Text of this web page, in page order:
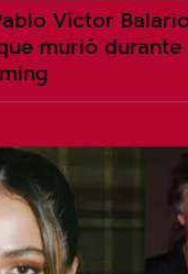
Víctor
murió